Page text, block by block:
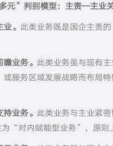
元”判别模型：主责—主业
。 此类业务既是国企主责
业务。 此类业务虽与现有
服务区域发展战略而布局
业务。 此类业务与主业紧
“对内赋能型业务”，原则